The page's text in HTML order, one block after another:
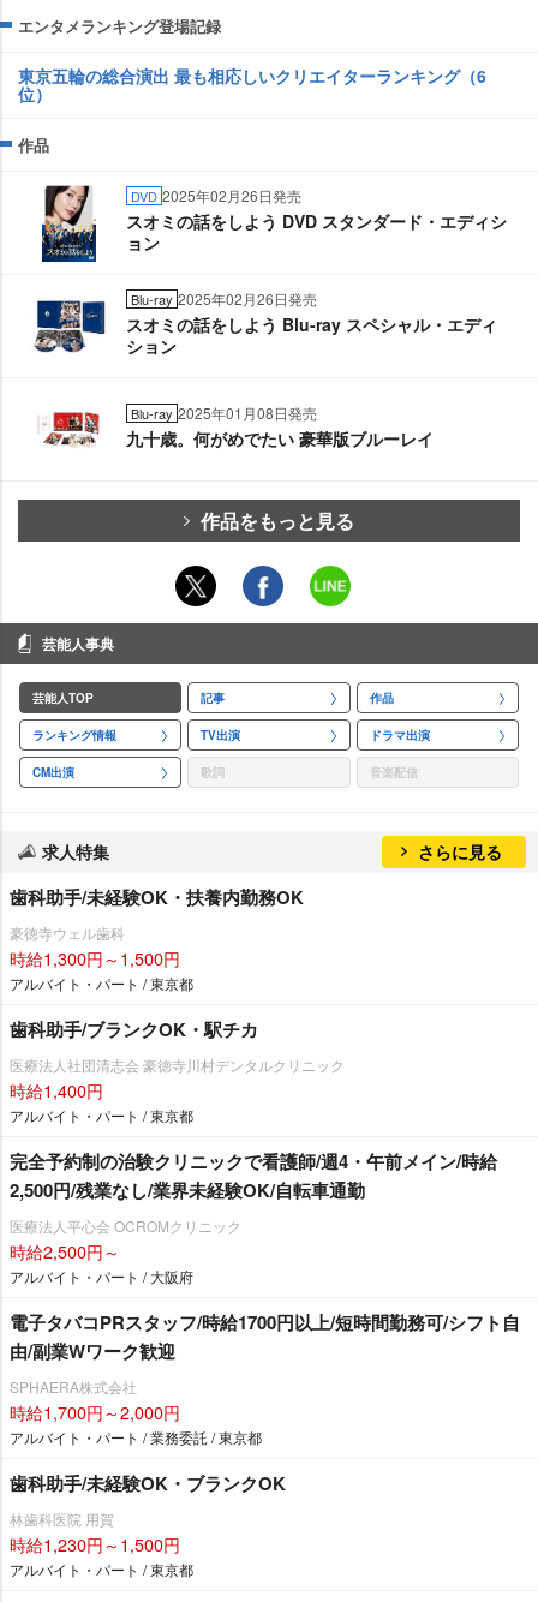
エンタメランキング登場記録
東京五輪の総合演出 最も相応しいクリエイターランキング（6
位）
作品
DVD 2025年02月26日発売
スオミの話をしよう DVD スタンダード・エディシ
ョン
Blu-ray 2025年02月26日発売
スオミの話をしよう Blu-ray スペシャル・エディ
ション
Blu-ray 2025年01月08日発売
九十歳。何がめでたい 豪華版ブルーレイ
作品をもっと見る
芸能人事典
芸能人TOP 記事 作品
ランキング情報 TV出演 ドラマ出演
CM出演 歌詞 音楽配信
求人特集 さらに見る
歯科助手/未経験OK・扶養内勤務OK
豪徳寺ウェル歯科
時給1,300円～1,500円
アルバイト・パート / 東京都
歯科助手/ブランクOK・駅チカ
医療法人社団清志会 豪徳寺川村デンタルクリニック
時給1,400円
アルバイト・パート / 東京都
完全予約制の治験クリニックで看護師/週4・午前メイン/時給
2,500円/残業なし/業界未経験OK/自転車通勤
医療法人平心会 OCROMクリニック
時給2,500円～
アルバイト・パート / 大阪府
電子タバコPRスタッフ/時給1700円以上/短時間勤務可/シフト自
由/副業Wワーク歓迎
SPHAERA株式会社
時給1,700円～2,000円
アルバイト・パート / 業務委託 / 東京都
歯科助手/未経験OK・ブランクOK
林歯科医院 用賀
時給1,230円～1,500円
アルバイト・パート / 東京都